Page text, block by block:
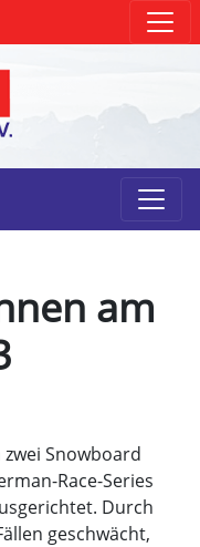
am
Snowboard
Race-Series
Durch
geschwächt,